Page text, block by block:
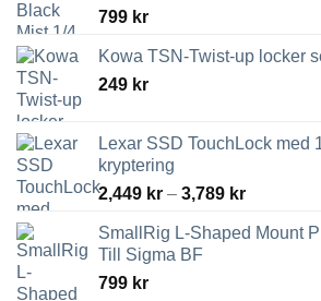
799 kr
Kowa TSN-Twist-up locker
249 kr
Lexar SSD TouchLock med
kryptering
2,449 kr – 3,789 kr
till
SmallRig L-Shaped Mount
Till Sigma BF
799 kr